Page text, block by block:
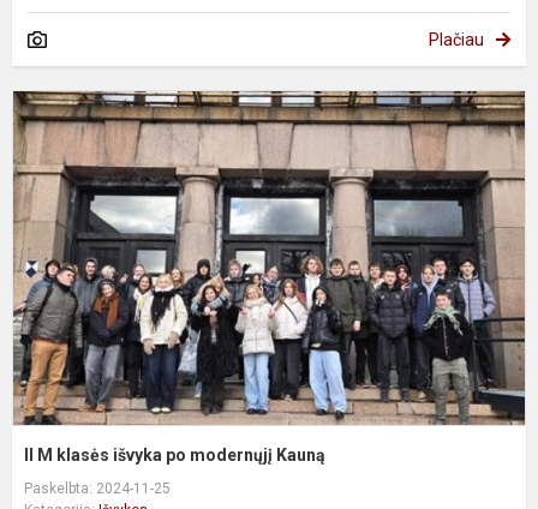
Plačiau
II M klasės išvyka po modernųjį Kauną
Paskelbta: 2024-11-25